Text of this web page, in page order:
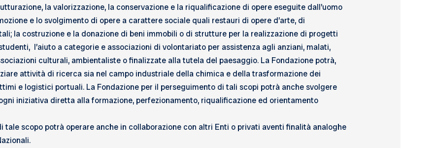
la valorizzazione, la conservazione e la riqualificazione di opere eseguite dall’uomo
e lo svolgimento di opere a carattere sociale quali restauri di opere d’arte, di
la costruzione e la donazione di beni immobili o di strutture per la realizzazione di progetti
l’aiuto a categorie e associazioni di volontariato per assistenza agli anziani, malati,
culturali, ambientaliste o finalizzate alla tutela del paesaggio. La Fondazione potrà,
attività di ricerca sia nel campo industriale della chimica e della trasformazione dei
e logistici portuali. La Fondazione per il perseguimento di tali scopi potrà anche svolgere
iniziativa diretta alla formazione, perfezionamento, riqualificazione ed orientamento
tale scopo potrà operare anche in collaborazione con altri Enti o privati aventi finalità analoghe